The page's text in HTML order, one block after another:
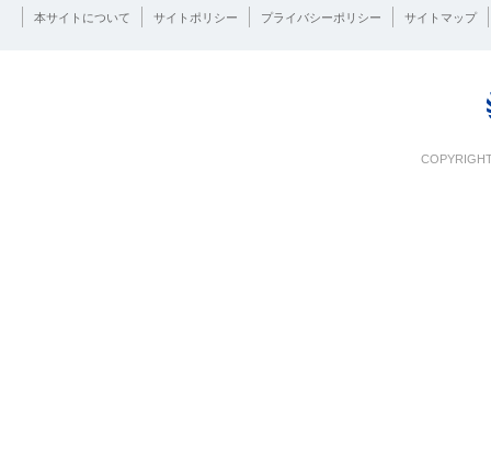
本サイトについて サイトポリシー プライバシーポリシー サイトマップ